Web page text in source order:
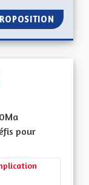
pour
les soins